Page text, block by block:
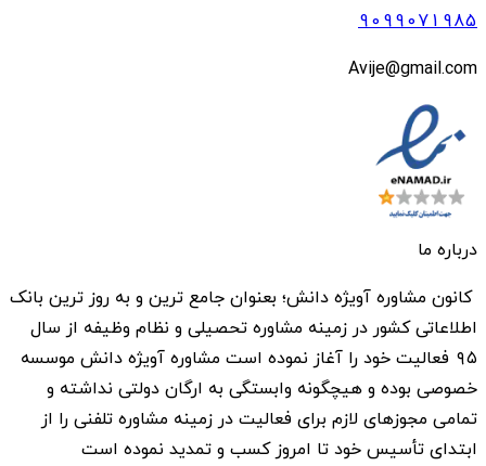
9099071985
Avije@gmail.com
درباره ما
کانون مشاوره آویژه دانش؛ بعنوان جامع ترین و به روز ترین بانک
اطلاعاتی کشور در زمینه مشاوره تحصیلی و نظام وظیفه از سال
۹۵ فعالیت خود را آغاز نموده است مشاوره آویژه دانش موسسه
خصوصی بوده و هیچگونه وابستگی به ارگان دولتی نداشته و
تمامی مجوزهای لازم برای فعالیت در زمینه مشاوره تلفنی را از
ابتدای تأسیس خود تا امروز کسب و تمدید نموده است